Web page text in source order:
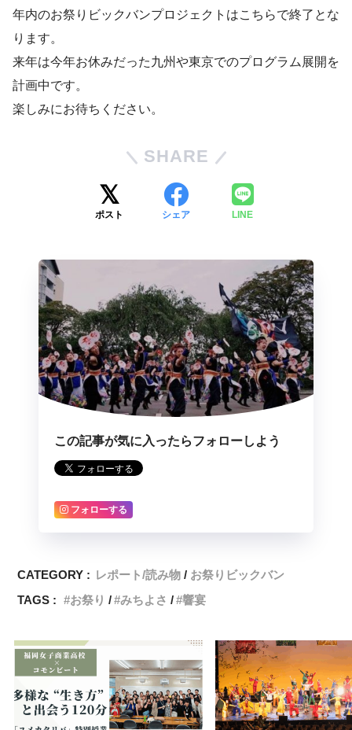
年内のお祭りビックバンプロジェクトはこちらで終了とな
ります。
来年は今年お休みだった九州や東京でのプログラム展開を
計画中です。
楽しみにお待ちください。
SHARE
ポスト シェア LINE
この記事が気に入ったらフォローしよう
フォローする
CATEGORY : レポート/読み物
お祭りビックバン
TAGS :
お祭り みちよさ 響宴